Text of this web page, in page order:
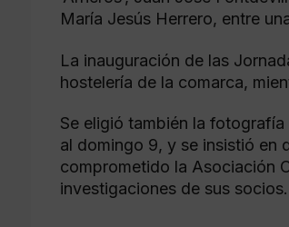
María Jesús Herrero, entre
La inauguración de las
hostelería de la comarca,
Se eligió también la
al domingo 9, y se insistió en
comprometido la Asociación
investigaciones de sus socios.